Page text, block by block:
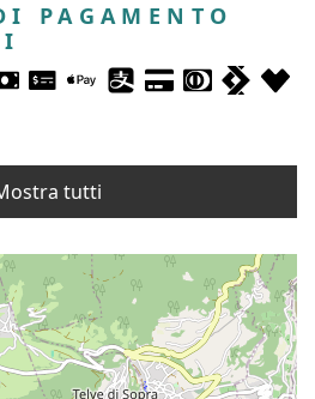
PAGAMENTO
tutti